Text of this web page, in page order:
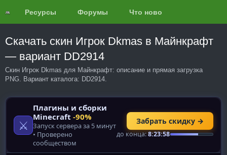
Ресурсы Форумы Что нового?
Скачать скин Игрок Dkmas в Майнкрафт
— вариант DD2914
Скин Игрок Dkmas для Майнкрафт: описание и прямая загрузка
PNG. Вариант каталога: DD2914.